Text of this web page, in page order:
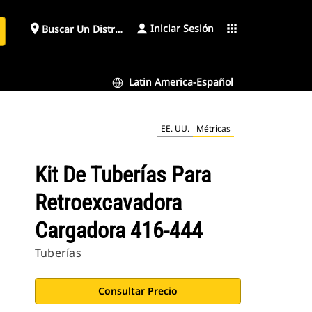
place Buscar Un Distribuidor Iniciar Sesión apps
Latin America-Español
EE. UU. Métricas
Kit De Tuberías Para
Retroexcavadora
Cargadora 416-444
Tuberías
Consultar Precio